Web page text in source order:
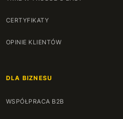
CERTYFIKATY
OPINIE KLIENTÓW
DLA BIZNESU
WSPÓŁPRACA B2B